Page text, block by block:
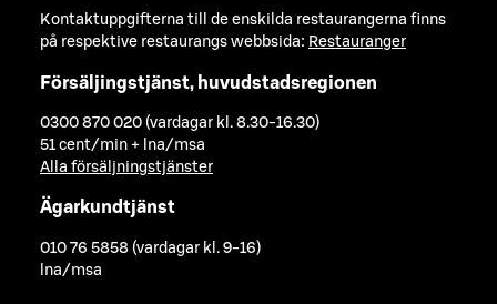
Kontaktuppgifterna till de enskilda restaurangerna finns
på respektive restaurangs webbsida: Restauranger
Försäljingstjänst, huvudstadsregionen
0300 870 020 (vardagar kl. 8.30-16.30)
51 cent/min + lna/msa
Alla försäljningstjänster
Ägarkundtjänst
010 76 5858 (vardagar kl. 9-16)
lna/msa